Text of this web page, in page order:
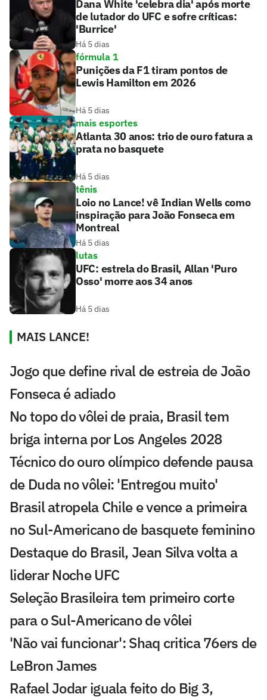
Dana White 'celebra dia' após morte
de lutador do UFC e sofre críticas:
'Burrice'
Há 5 dias
fórmula 1
Punições da F1 tiram pontos de
Lewis Hamilton em 2026
Há 5 dias
mais esportes
Atlanta 30 anos: trio de ouro fatura a
prata no basquete
Há 5 dias
tênis
Loio no Lance! vê Indian Wells como
inspiração para João Fonseca em
Montreal
Há 5 dias
lutas
UFC: estrela do Brasil, Allan 'Puro
Osso' morre aos 34 anos
Há 5 dias
MAIS LANCE!
Jogo que define rival de estreia de João
Fonseca é adiado
No topo do vôlei de praia, Brasil tem
briga interna por Los Angeles 2028
Técnico do ouro olímpico defende pausa
de Duda no vôlei: 'Entregou muito'
Brasil atropela Chile e vence a primeira
no Sul-Americano de basquete feminino
Destaque do Brasil, Jean Silva volta a
liderar Noche UFC
Seleção Brasileira tem primeiro corte
para o Sul-Americano de vôlei
'Não vai funcionar': Shaq critica 76ers de
LeBron James
Rafael Jodar iguala feito do Big 3,